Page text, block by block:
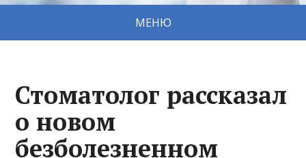
МЕНЮ
Стоматолог рассказал
о новом
безболезненном